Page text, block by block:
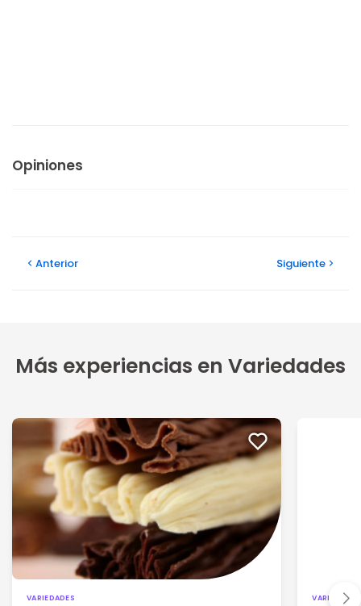
Opiniones
Anterior Siguiente
Más experiencias en Variedades
VARIEDADES VARIEDADES